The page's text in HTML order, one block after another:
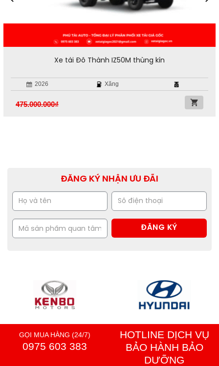
Xe tải Đô Thành IZ50M thùng kín
2026 Xăng
475.000.000₫
ĐĂNG KÝ NHẬN ƯU ĐÃI
GỌI MUA HÀNG (24/7)
0975 603 383
HOTLINE DỊCH VỤ
BẢO HÀNH BẢO
DƯỠNG